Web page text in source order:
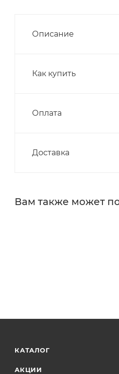
Описание
Как купить
Оплата
Доставка
Вам также может
КАТАЛОГ
АКЦИИ